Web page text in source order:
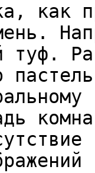
как
туф.